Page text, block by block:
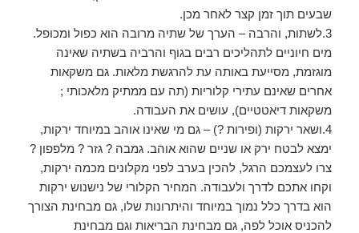
שבעים תוך זמן קצר לאחר מכן.
3.לשתות, והרבה – הערך של שתיה מרובה הוא כפול ומכופל.
מים חיוניים לתהליכים רבים בגוף והרביה בשתיה שאינה
מוגזמת, מסייעת באותה עת להרגשת מלאות. גם משקאות
אחרים שאינם עתירי קלוריות (תה עם ממתיק מלאכותי ;
משקאות דיאטטיים), עושים את העבודה.
4.ושאר ירקות (ופירות ?) – גם מי שאינו אוהב במיוחד ירקות,
ימצא לבטח ירק או שניים שהוא אוהב. גמבה ? גזר ? מלפפון ?
צרו לעצמכם הרגל, להכין בערב לפני מקלונים מכמה ירקות,
וקחו אתכם לדרך ולעבודה. המחיר הקלורי של נישנוש ירקות
הוא בדרך כלל נמוך במיוחד והיתרונות שלו, גם מבחינת הצורך
להכניס אוכל לפה, גם מבחינת הבריאות וגם מבחינת